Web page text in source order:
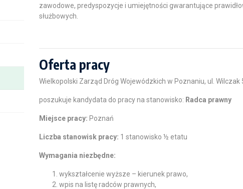
zawodowe, predyspozycje i umiejętności gwarantujące
służbowych.
Oferta pracy
Wielkopolski Zarząd Dróg Wojewódzkich w Poznaniu, ul. Wilczak
poszukuje kandydata do pracy na stanowisko: Radca prawny
Miejsce pracy: Poznań
Liczba stanowisk pracy: 1 stanowisko ½ etatu
Wymagania niezbędne:
wykształcenie wyższe – kierunek prawo,
wpis na listę radców prawnych,